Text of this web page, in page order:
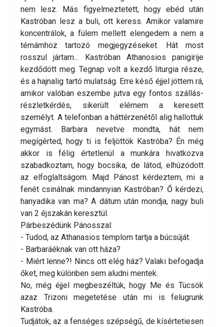
nem lesz. Más figyelmeztetett, hogy ebéd után
Kastróban lesz a buli, ott keress. Amikor valamire
koncentrálok, a fülem mellett elengedem a nem a
témámhoz tartozó megjegyzéseket. Hát most
rosszul jártam... Kastróban Athanosios panigirije
kezdődött meg. Tegnap volt a kezdő liturgia része,
és a hajnalig tartó mulatság. Erre késő éjjel jöttem rá,
amikor valóban eszembe jutva egy fontos szállás-
részletkérdés, sikerült elérnem a keresett
személyt. A telefonban a háttérzenétől alig hallottuk
egymást. Barbara nevetve mondta, hát nem
megígérted, hogy ti is feljöttök Kastróba? Én még
akkor is félig értetlenül a munkára hivatkozva
szabadkoztam, hogy bocsika, de látod, elhúzódott
az elfoglaltságom. Majd Pánost kérdeztem, mi a
fenét csinálnak mindannyian Kastróban? Ő kérdezi,
hanyadika van ma? A dátum után mondja, nagy buli
van 2 éjszakán keresztül.
Párbeszédünk Pánosszal:
- Tudod, az Athanasios templom tartja a búcsúját.
- Barbaráéknak van ott háza?
- Miért lenne?! Nincs ott elég ház? Valaki befogadja
őket, meg különben sem aludni mentek.
No, még éjjel megbeszéltük, hogy Me és Tücsök
azaz Trizoni megetetése után mi is felugrunk
Kastróba.
Tudjátok, az a fenséges szépségű, de kísértetiesen